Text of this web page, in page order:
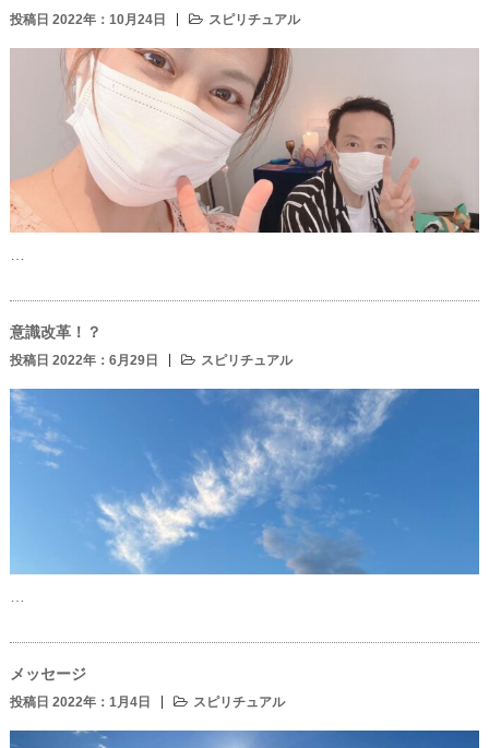
投稿日 2022年：10月24日 スピリチュアル
意識改革！？
投稿日 2022年：6月29日 スピリチュアル
メッセージ
投稿日 2022年：1月4日 スピリチュアル